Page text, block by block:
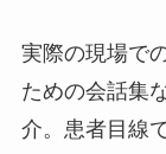
実際の現場で
ための会話集
介。患者目線